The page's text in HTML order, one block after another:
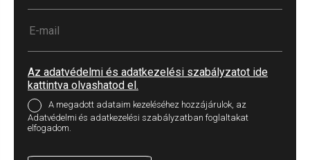
Az adatvédelmi és adatkezelési szabályzatot ide
kattintva olvashatod el.
A megadott adataim kezeléséhez hozzájárulok, az
Adatvédelmi és adatkezelési szabályzatban foglaltakat
elfogadom.